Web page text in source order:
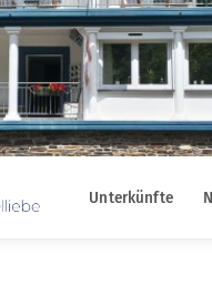
Unterkünfte